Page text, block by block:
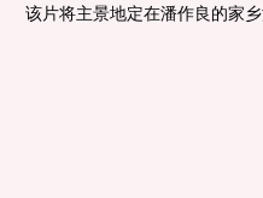
该片将主景地定在潘作良的家乡